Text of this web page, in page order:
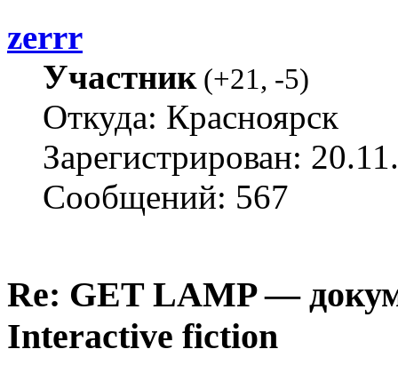
zerrr
Участник(+21, -5)
Откуда: Красноярск
Зарегистрирован:
Сообщений: 567
Re: GET LAMP —
Interactive fiction